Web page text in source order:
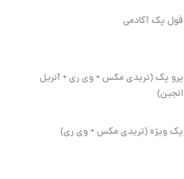
فول پک آکادمی
پرو پک (تریدی مکس + وی ری + آنریل
انجین)
پک ویژه (تریدی مکس + وی ری)